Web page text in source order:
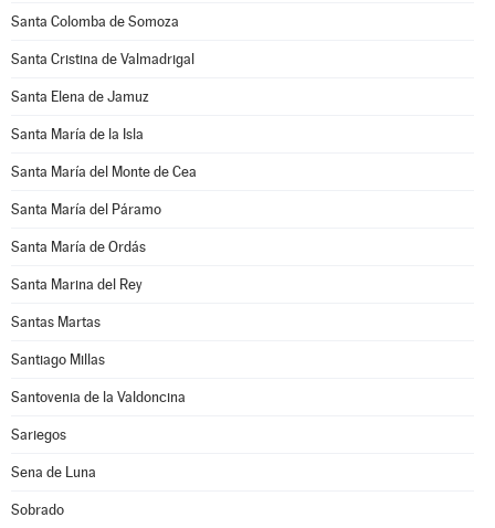
Santa Colomba de Somoza
Santa Cristina de Valmadrigal
Santa Elena de Jamuz
Santa María de la Isla
Santa María del Monte de Cea
Santa María del Páramo
Santa María de Ordás
Santa Marina del Rey
Santas Martas
Santiago Millas
Santovenia de la Valdoncina
Sariegos
Sena de Luna
Sobrado